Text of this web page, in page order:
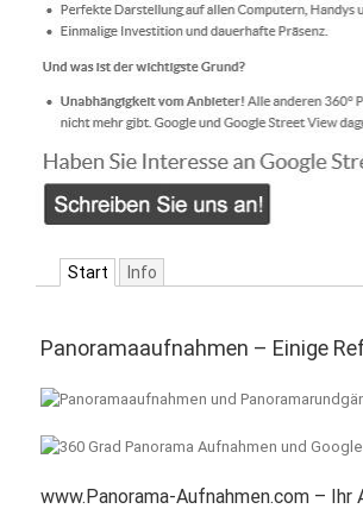
Start Info
Panoramaaufnahmen – Einige
www.Panorama-Aufnahmen.com –